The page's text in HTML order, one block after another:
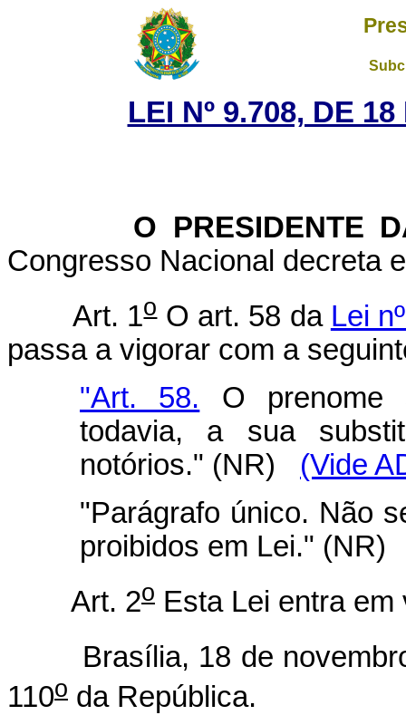
LEI Nº 9.708, DE
O PRESIDENTE DA
Congresso Nacional decreta
Art. 1oO art. 58 da Lei
passa a vigorar com a
"Art. 58. O prenome
todavia, a sua
notórios." (NR) (Vide
"Parágrafo único. Não
proibidos em Lei." (NR)
Art. 2o Esta Lei entra
Brasília, 18 de novembro
110o da República.